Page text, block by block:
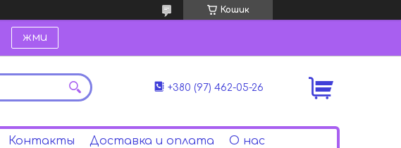
Кошик
жми
+380 (97) 462-05-26
Контакты Доставка и оплата О нас